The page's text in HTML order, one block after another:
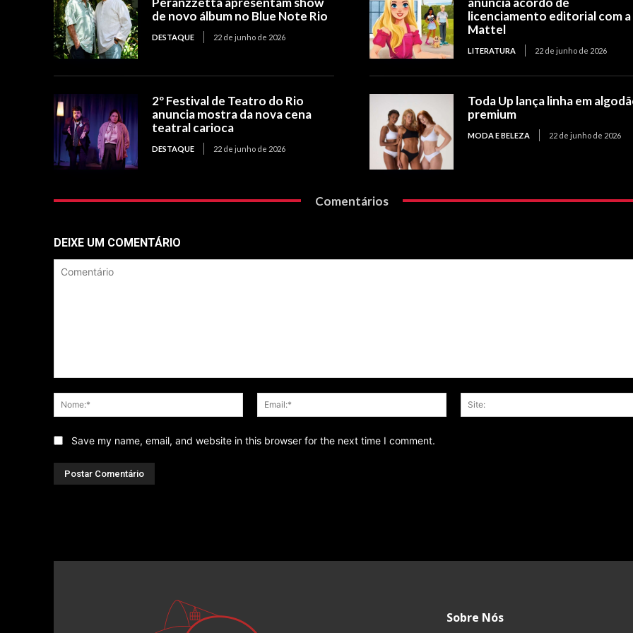
de novo álbum no Blue Note Rio
DESTAQUE 22 de junho de 2026
licenciamento editorial com a
Mattel
LITERATURA 22 de junho de 2026
2º Festival de Teatro do Rio
anuncia mostra da nova cena
teatral carioca
DESTAQUE 22 de junho de 2026
Toda Up lança linha em
premium
MODA E BELEZA 22 de junho de 2026
Comentários
DEIXE UM COMENTÁRIO
Nome:*
Email:*
Save my name, email, and website in this browser for the next time I comment.
Sobre Nós